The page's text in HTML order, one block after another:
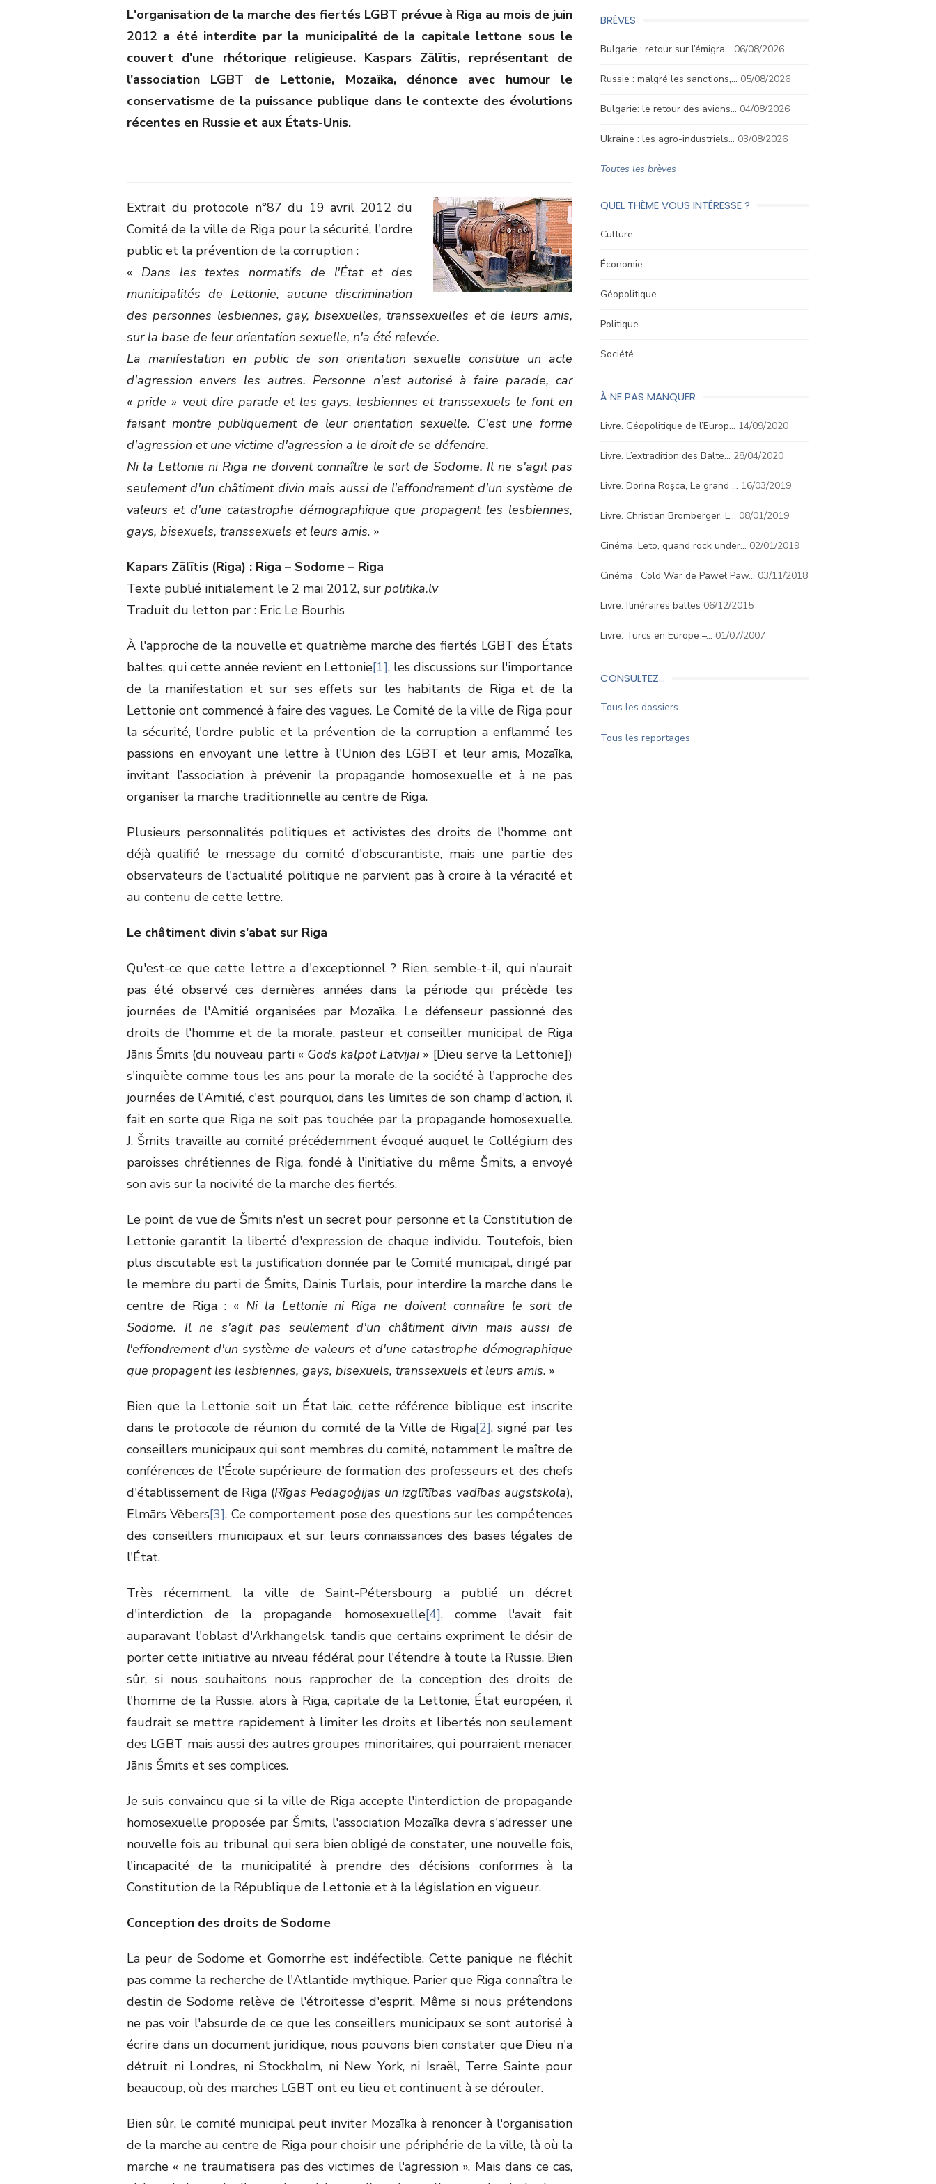
L'organisation de la marche des fiertés LGBT prévue à Riga au mois de juin
2012 a été interdite par la municipalité de la capitale lettone sous le
couvert d'une rhétorique religieuse. Kaspars Zālītis, représentant de
l'association LGBT de Lettonie, Mozaïka, dénonce avec humour le
conservatisme de la puissance publique dans le contexte des évolutions
récentes en Russie et aux États-Unis.
Extrait du protocole n°87 du 19 avril 2012 du
Comité de la ville de Riga pour la sécurité, l'ordre
public et la prévention de la corruption :
« Dans les textes normatifs de l'État et des
municipalités de Lettonie, aucune discrimination
des personnes lesbiennes, gay, bisexuelles, transsexuelles et de leurs amis,
sur la base de leur orientation sexuelle, n'a été relevée.
La manifestation en public de son orientation sexuelle constitue un acte
d'agression envers les autres. Personne n'est autorisé à faire parade, car
« pride » veut dire parade et les gays, lesbiennes et transsexuels le font en
faisant montre publiquement de leur orientation sexuelle. C'est une forme
d'agression et une victime d'agression a le droit de se défendre.
Ni la Lettonie ni Riga ne doivent connaître le sort de Sodome. Il ne s'agit pas
seulement d'un châtiment divin mais aussi de l'effondrement d'un système de
valeurs et d'une catastrophe démographique que propagent les lesbiennes,
gays, bisexuels, transsexuels et leurs amis. »
Kapars Zālītis (Riga) : Riga – Sodome – Riga
Texte publié initialement le 2 mai 2012, sur politika.lv
Traduit du letton par : Eric Le Bourhis
À l'approche de la nouvelle et quatrième marche des fiertés LGBT des États
baltes, qui cette année revient en Lettonie[1], les discussions sur l'importance
de la manifestation et sur ses effets sur les habitants de Riga et de la
Lettonie ont commencé à faire des vagues. Le Comité de la ville de Riga pour
la sécurité, l'ordre public et la prévention de la corruption a enflammé les
passions en envoyant une lettre à l'Union des LGBT et leur amis, Mozaīka,
invitant l’association à prévenir la propagande homosexuelle et à ne pas
organiser la marche traditionnelle au centre de Riga.
Plusieurs personnalités politiques et activistes des droits de l'homme ont
déjà qualifié le message du comité d'obscurantiste, mais une partie des
observateurs de l'actualité politique ne parvient pas à croire à la véracité et
au contenu de cette lettre.
Le châtiment divin s'abat sur Riga
Qu'est-ce que cette lettre a d'exceptionnel ? Rien, semble-t-il, qui n'aurait
pas été observé ces dernières années dans la période qui précède les
journées de l'Amitié organisées par Mozaīka. Le défenseur passionné des
droits de l'homme et de la morale, pasteur et conseiller municipal de Riga
Jānis Šmits (du nouveau parti « Gods kalpot Latvijai » [Dieu serve la Lettonie])
s'inquiète comme tous les ans pour la morale de la société à l'approche des
journées de l'Amitié, c'est pourquoi, dans les limites de son champ d'action, il
fait en sorte que Riga ne soit pas touchée par la propagande homosexuelle.
J. Šmits travaille au comité précédemment évoqué auquel le Collégium des
paroisses chrétiennes de Riga, fondé à l'initiative du même Šmits, a envoyé
son avis sur la nocivité de la marche des fiertés.
Le point de vue de Šmits n'est un secret pour personne et la Constitution de
Lettonie garantit la liberté d'expression de chaque individu. Toutefois, bien
plus discutable est la justification donnée par le Comité municipal, dirigé par
le membre du parti de Šmits, Dainis Turlais, pour interdire la marche dans le
centre de Riga : « Ni la Lettonie ni Riga ne doivent connaître le sort de
Sodome. Il ne s'agit pas seulement d'un châtiment divin mais aussi de
l'effondrement d'un système de valeurs et d'une catastrophe démographique
que propagent les lesbiennes, gays, bisexuels, transsexuels et leurs amis. »
Bien que la Lettonie soit un État laïc, cette référence biblique est inscrite
dans le protocole de réunion du comité de la Ville de Riga[2], signé par les
conseillers municipaux qui sont membres du comité, notamment le maître de
conférences de l'École supérieure de formation des professeurs et des chefs
d'établissement de Riga (Rīgas Pedagoģijas un izglītības vadības augstskola),
Elmārs Vēbers[3]. Ce comportement pose des questions sur les compétences
des conseillers municipaux et sur leurs connaissances des bases légales de
l'État.
Très récemment, la ville de Saint-Pétersbourg a publié un décret
d'interdiction de la propagande homosexuelle[4], comme l'avait fait
auparavant l'oblast d'Arkhangelsk, tandis que certains expriment le désir de
porter cette initiative au niveau fédéral pour l'étendre à toute la Russie. Bien
sûr, si nous souhaitons nous rapprocher de la conception des droits de
l'homme de la Russie, alors à Riga, capitale de la Lettonie, État européen, il
faudrait se mettre rapidement à limiter les droits et libertés non seulement
des LGBT mais aussi des autres groupes minoritaires, qui pourraient menacer
Jānis Šmits et ses complices.
Je suis convaincu que si la ville de Riga accepte l'interdiction de propagande
homosexuelle proposée par Šmits, l'association Mozaīka devra s'adresser une
nouvelle fois au tribunal qui sera bien obligé de constater, une nouvelle fois,
l'incapacité de la municipalité à prendre des décisions conformes à la
Constitution de la République de Lettonie et à la législation en vigueur.
Conception des droits de Sodome
La peur de Sodome et Gomorrhe est indéfectible. Cette panique ne fléchit
pas comme la recherche de l'Atlantide mythique. Parier que Riga connaîtra le
destin de Sodome relève de l'étroitesse d'esprit. Même si nous prétendons
ne pas voir l'absurde de ce que les conseillers municipaux se sont autorisé à
écrire dans un document juridique, nous pouvons bien constater que Dieu n'a
détruit ni Londres, ni Stockholm, ni New York, ni Israël, Terre Sainte pour
beaucoup, où des marches LGBT ont eu lieu et continuent à se dérouler.
Bien sûr, le comité municipal peut inviter Mozaīka à renoncer à l'organisation
de la marche au centre de Riga pour choisir une périphérie de la ville, là où la
marche « ne traumatisera pas des victimes de l'agression ». Mais dans ce cas,
BRÈVES
Bulgarie : retour sur l’émigra… 06/08/2026
Russie : malgré les sanctions,… 05/08/2026
Bulgarie: le retour des avions… 04/08/2026
Ukraine : les agro-industriels… 03/08/2026
Toutes les brèves
QUEL THÈME VOUS INTÉRESSE ?
Culture
Économie
Géopolitique
Politique
Société
À NE PAS MANQUER
Livre. Géopolitique de l’Europ… 14/09/2020
Livre. L’extradition des Balte… 28/04/2020
Livre. Dorina Roşca, Le grand … 16/03/2019
Livre. Christian Bromberger, L… 08/01/2019
Cinéma. Leto, quand rock under… 02/01/2019
Cinéma : Cold War de Paweł Paw… 03/11/2018
Livre. Itinéraires baltes 06/12/2015
Livre. Turcs en Europe –… 01/07/2007
CONSULTEZ…
Tous les dossiers
Tous les reportages